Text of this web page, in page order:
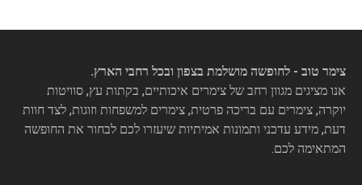
צימר טוב - לחופשה מושלמת בצפון ובכל רחבי הארץ.
אנו מציגים מגוון רחב של צימרים איכותיים, בקתות עץ, סוויטות
יוקרה, צימרים עם בריכה פרטית, צימרים למשפחות וזוגות, לצד חוות
דעת, מידע עדכני ותמונות אמיתיות שיעזרו לכם לבחור את החופשה
המתאימה לכם.